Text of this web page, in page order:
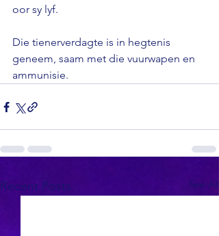
oor sy lyf.
Die tienerverdagte is in hegtenis
geneem, saam met die vuurwapen en
ammunisie.
Recent Posts See All